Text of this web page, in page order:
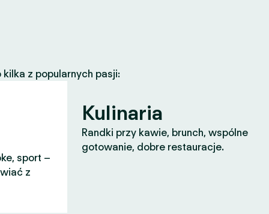
z popularnych pasji:
sport –
z
Kulinaria
Randki przy kawie, brunch, wspólne
gotowanie, dobre restauracje.